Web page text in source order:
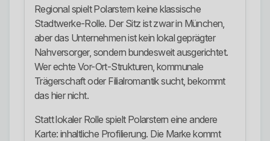
Regional spielt Polarstern keine klassische
Stadtwerke-Rolle. Der Sitz ist zwar in München,
aber das Unternehmen ist kein lokal geprägter
Nahversorger, sondern bundesweit ausgerichtet.
Wer echte Vor-Ort-Strukturen, kommunale
Trägerschaft oder Filialromantik sucht, bekommt
das hier nicht.
Statt lokaler Rolle spielt Polarstern eine andere
Karte: inhaltliche Profilierung. Die Marke kommt